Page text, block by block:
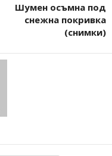
Шумен осъмна под
снежна покривка
(снимки)